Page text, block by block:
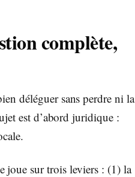
complète,
déléguer sans perdre ni la
est d’abord juridique :
joue sur trois leviers : (1) la